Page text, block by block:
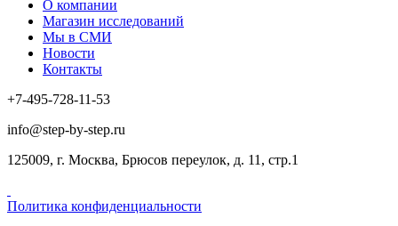
О компании
Магазин исследований
Мы в СМИ
Новости
Контакты
+7-495-728-11-53
info@step-by-step.ru
125009, г. Москва, Брюсов переулок, д. 11, стр.1
Политика конфиденциальности